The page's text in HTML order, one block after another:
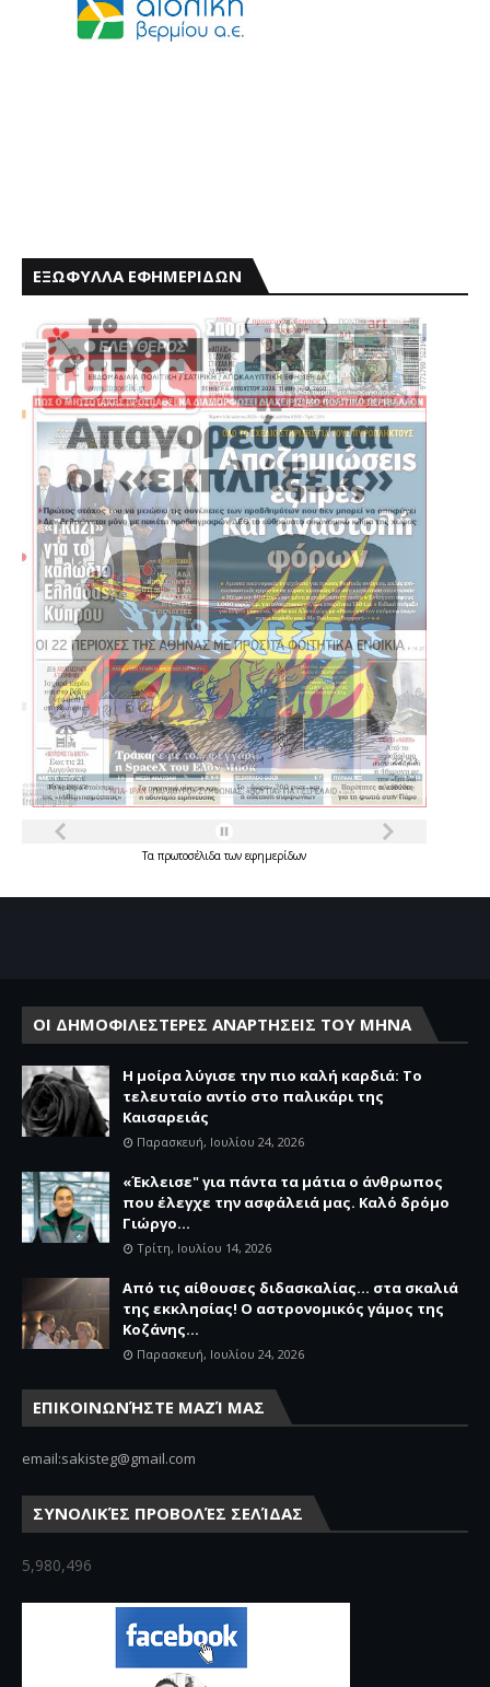
ΕΞΩΦΥΛΛΑ ΕΦΗΜΕΡΙΔΩΝ
Τα πρωτοσέλιδατων εφημερίδων
ΟΙ ΔΗΜΟΦΙΛΕΣΤΕΡΕΣ ΑΝΑΡΤΗΣΕΙΣ ΤΟΥ ΜΗΝΑ
Η μοίρα λύγισε την πιο καλή καρδιά: Το
τελευταίο αντίο στο παλικάρι της
Καισαρειάς
Παρασκευή, Ιουλίου 24, 2026
«Έκλεισε" για πάντα τα μάτια ο άνθρωπος
που έλεγχε την ασφάλειά μας. Καλό δρόμο
Γιώργο...
Τρίτη, Ιουλίου 14, 2026
Από τις αίθουσες διδασκαλίας… στα σκαλιά
της εκκλησίας! Ο αστρονομικός γάμος της
Κοζάνης...
Παρασκευή, Ιουλίου 24, 2026
ΕΠΙΚΟΙΝΩΝΉΣΤΕ ΜΑΖΊ ΜΑΣ
email:sakisteg@gmail.com
ΣΥΝΟΛΙΚΈΣ ΠΡΟΒΟΛΈΣ ΣΕΛΊΔΑΣ
5,980,496